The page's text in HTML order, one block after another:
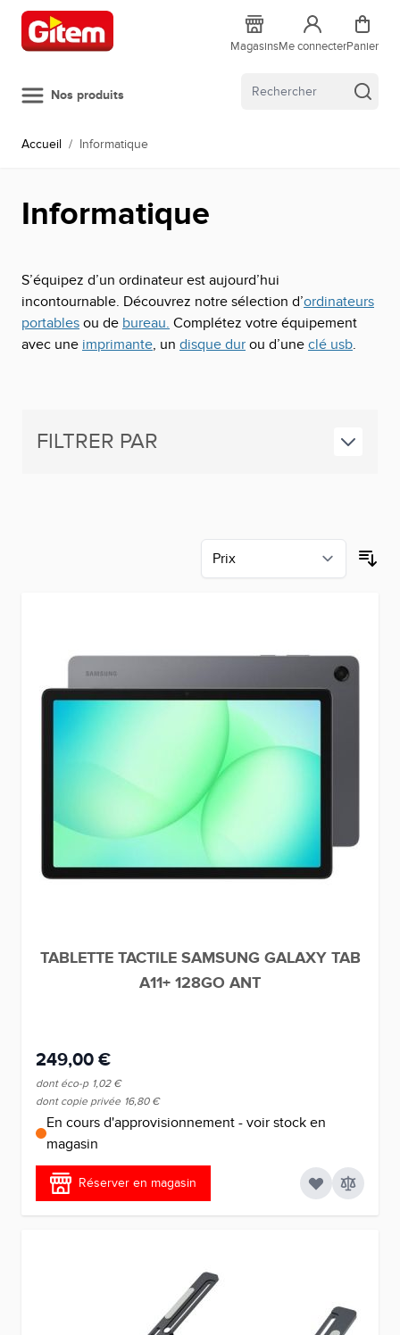
Allez au contenu
MagasinsMe connecterPanier
Nos produits
Accueil / Informatique
Informatique
S’équipez d’un ordinateur est aujourd’hui
incontournable. Découvrez notre sélection d’ordinateurs
portables ou de bureau. Complétez votre équipement
avec une imprimante, un disque dur ou d’une clé usb.
FILTRER PAR
TABLETTE TACTILE SAMSUNG GALAXY TAB
A11+ 128GO ANT
249,00 €
dont éco-p 1,02 €
dont copie privée 16,80 €
En cours d'approvisionnement - voir stock en
magasin
Réserver en magasin